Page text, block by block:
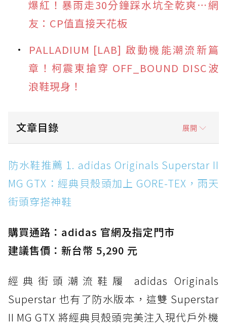
爆紅！暴雨走30分鐘踩水坑全乾爽⋯網
友：CP值直接天花板
PALLADIUM [LAB] 啟動機能潮流新篇
章！柯震東搶穿 OFF_BOUND DISC波
浪鞋現身！
文章目錄 展開
防水鞋推薦 1. adidas Originals Superstar II
MG GTX：經典貝殼頭加上 GORE-TEX，雨天街
頭穿搭神鞋
防水鞋推薦 2. New Balance Hierro v9 GORE-
防水鞋推薦 3. Nike Dunk Low GORE-TEX：
經典 Dunk 輪廓加上防水科技，雨天穿搭帥度不
打折
防水鞋推薦 4. ASICS TRABUCO 14 GTX：搭
載 GORE-TEX 隱形貼合科技，全方位防水神鞋
防水鞋推薦 5. Salomon XT-6 GORE-TEX：潮
防水鞋推薦 1. adidas Originals Superstar II
MG GTX：經典貝殼頭加上 GORE-TEX，雨天
街頭穿搭神鞋
購買通路：adidas 官網及指定門市
建議售價：新台幣 5,290 元
經典街頭潮流鞋履 adidas Originals
Superstar 也有了防水版本，這雙 Superstar
II MG GTX 將經典貝殼頭完美注入現代戶外機